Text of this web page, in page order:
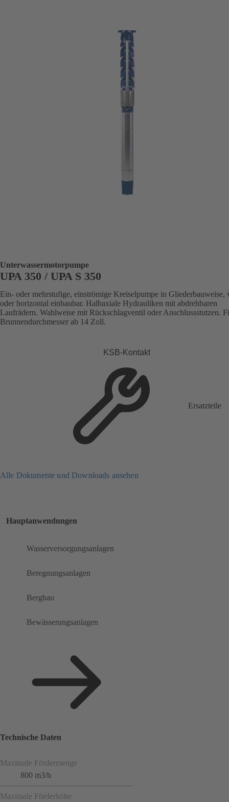
Unterwassermotorpumpe
UPA 350 / UPA S 350
Ein- oder mehrstufige, einströmige Kreiselpumpe in Gliederbauweise,
oder horizontal einbaubar. Halbaxiale Hydrauliken mit abdrehbaren
Laufrädern. Wahlweise mit Rückschlagventil oder Anschlussstutzen.
Brunnendurchmesser ab 14 Zoll.
KSB-Kontakt
Ersatzteile
Alle Dokumente und Downloads ansehen
Hauptanwendungen
Wasserversorgungsanlagen
Beregnungsanlagen
Bergbau
Bewässerungsanlagen
Technische Daten
Maximale Fördermenge
800 m3/h
Maximale Förderhöhe